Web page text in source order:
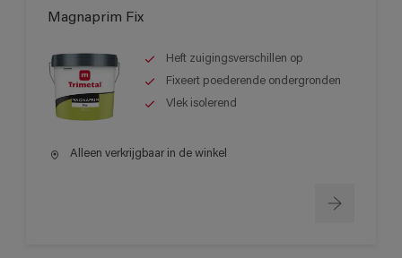
Magnaprim Fix
Heft zuigingsverschillen op
Fixeert poederende ondergronden
Vlek isolerend
Alleen verkrijgbaar in de winkel